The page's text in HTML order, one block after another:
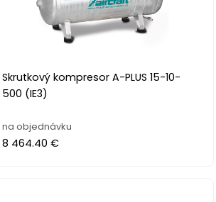
Skrutkový kompresor A-PLUS 15-10-
500 (IE3)
na objednávku
8 464.40 €